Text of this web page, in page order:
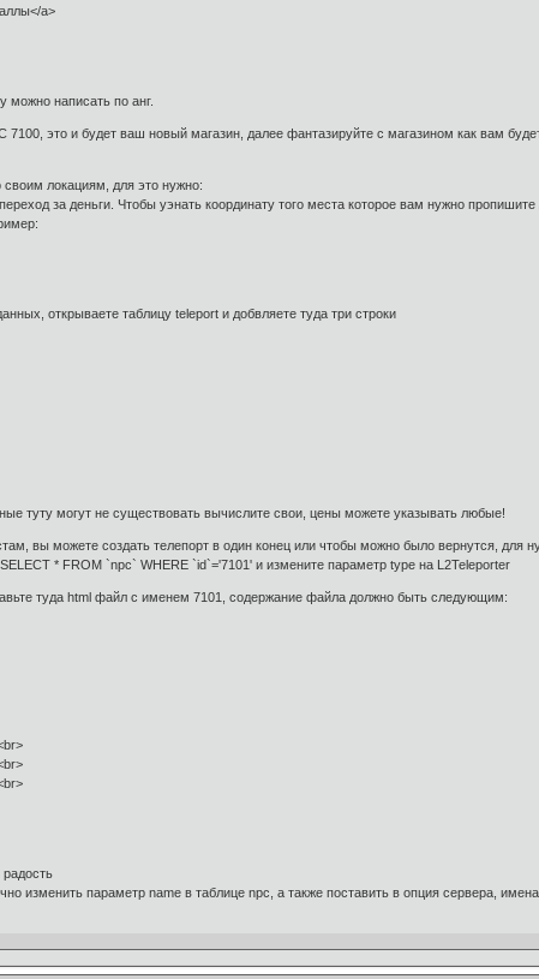
a>
можно написать по анг.
7100, это и будет ваш новый магазин, далее фантазируйте с магазином как вам
своим локациям, для это нужно:
за деньги. Чтобы уэнать координату того места которое вам нужно
открываете таблицу teleport и добвляете туда три строки
туту могут не существовать вычислите свои, цены можете указывать любые!
вы можете создать телепорт в один конец или чтобы можно было вернутся, для
* FROM `npc` WHERE `id`='7101' и измените параметр type на L2Teleporter
туда html файл с именем 7101, содержание файла должно быть следующим:
радость
изменить параметр name в таблице npc, а также поставить в опция сервера,